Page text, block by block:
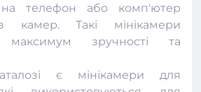
телефон або комп'ютер
камер. Такі мінікамери
максимум зручності та
є мінікамери для